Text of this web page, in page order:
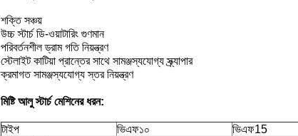
শক্তি সঞ্চয়
উচ্চ স্টার্চ ডি-ওয়াটারিং গুণমান
পরিবর্তনশীল ড্রাম গতি নিয়ন্ত্রণ
স্টেলাইট কাটিয়া প্রান্তের সাথে সামঞ্জস্যযোগ্য স্ক্র্যাপার
ক্রমাগত সামঞ্জস্যযোগ্য স্তর নিয়ন্ত্রণ
মিষ্টি আলু স্টার্চ মেশিনের ধরন:
টাইপ ভিএফ১০ ভিএফ15